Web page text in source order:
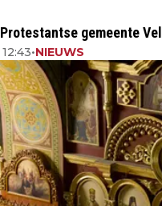
gemeente
•NIEUWS